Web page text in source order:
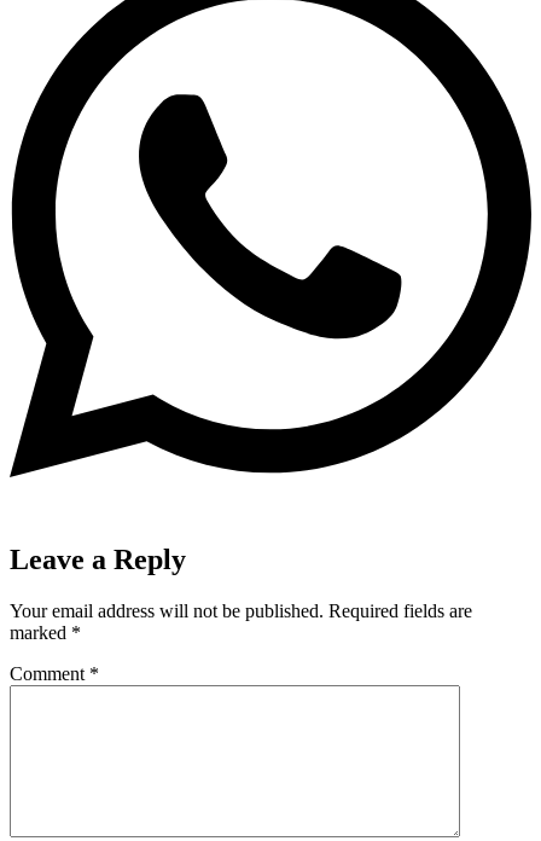
Leave a Reply
Your email address will not be published. Required fields are
marked *
Comment *